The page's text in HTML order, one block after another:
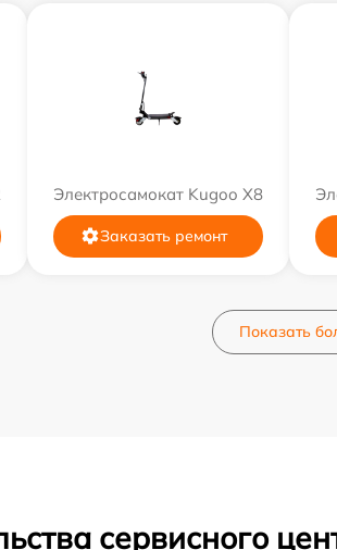
Электросамокат Kugoo X8
Заказать ремонт
Показать
сервисного